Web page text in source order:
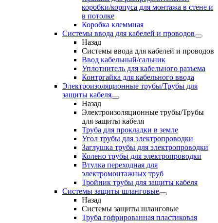
коробки/корпуса для монтажа в стене и
в потолке
Коробка клеммная
Системы ввода для кабелей и проводов
Назад
Системы ввода для кабелей и проводов
Ввод кабельный/сальник
Уплотнитель для кабельного разъема
Контргайка для кабельного ввода
Электроизоляционные трубы/Трубы для
защиты кабеля
Назад
Электроизоляционные трубы/Трубы
для защиты кабеля
Труба для прокладки в земле
Угол трубы для электропроводки
Заглушка трубы для электропроводки
Колено трубы для электропроводки
Втулка переходная для
электромонтажных труб
Тройник трубы для защиты кабеля
Системы защиты шланговые
Назад
Системы защиты шланговые
Труба гофрированная пластиковая